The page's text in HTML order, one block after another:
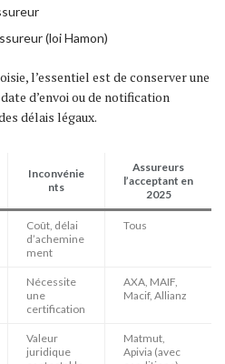
(loi Hamon)
l’essentiel est de conserver une
d’envoi ou de notification
délais légaux.
Inconvénie
nts
Assureurs
l’acceptant en
2025
Coût, délai
d’achemine
ment
Tous
Nécessite
une
certification
AXA, MAIF,
Macif, Allianz
Valeur
juridique
Matmut,
Apivia (avec